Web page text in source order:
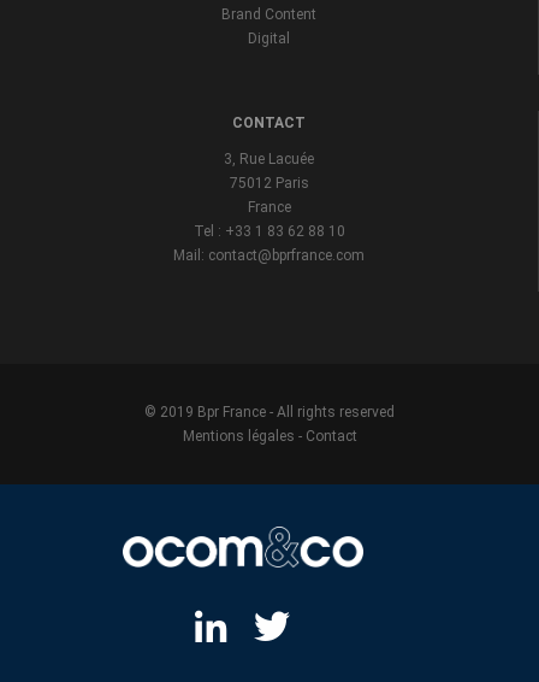
Brand Content
Digital
CONTACT
3, Rue Lacuée
75012 Paris
France
Tel : +33 1 83 62 88 10
Mail: contact@bprfrance.com
© 2019 Bpr France - All rights reserved
Mentions légales - Contact